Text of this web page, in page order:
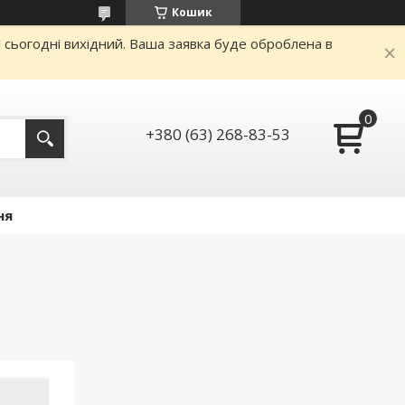
Кошик
вихідний. Ваша заявка буде оброблена в
+380 (63) 268-83-53